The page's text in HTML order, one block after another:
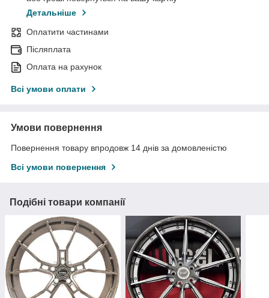
Детальніше
Оплатити частинами
Післяплата
Оплата на рахунок
Всі умови оплати
Умови повернення
Повернення товару впродовж 14 днів за домовленістю
Всі умови повернення
Подібні товари компанії